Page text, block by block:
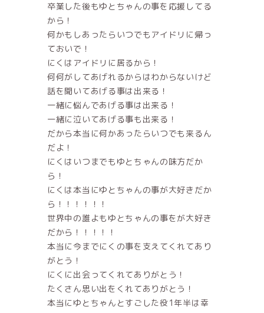
卒業した後もゆとちゃんの事を応援してる
から！
何かもしあったらいつでもアイドリに帰っ
ておいで！
にくはアイドリに居るから！
何何がしてあげれるからはわからないけど
話を聞いてあげる事は出来る！
一緒に悩んであげる事は出来る！
一緒に泣いてあげる事も出来る！
だから本当に何かあったらいつでも来るん
だよ！
にくはいつまでもゆとちゃんの味方だか
ら！
にくは本当にゆとちゃんの事が大好きだか
ら！！！！！！
世界中の誰よもゆとちゃんの事をが大好き
だから！！！！！
本当に今までにくの事を支えてくれてあり
がとう！
にくに出会ってくれてありがとう！
たくさん思い出をくれてありがとう！
本当にゆとちゃんとすごした役1年半は幸